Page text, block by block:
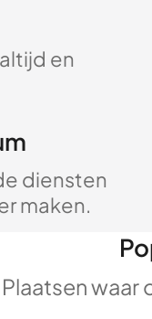
en
diensten
maken.
Plaatsen waar